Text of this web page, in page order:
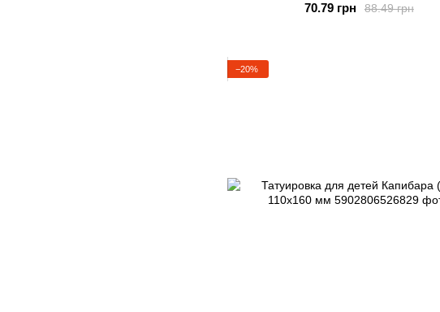
88.49 грн
70.79 грн
−20%